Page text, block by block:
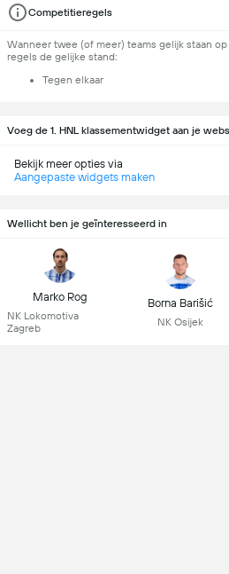
Competitieregels
Wanneer twee (of meer) teams gelijk staan
regels de gelijke stand:
Tegen elkaar
Voeg de 1. HNL klassementwidget aan je
Bekijk meer opties via
Aangepaste widgets maken
Wellicht ben je geïnteresseerd in
Marko Rog
NK Lokomotiva
Zagreb
Borna Barišić
NK Osijek